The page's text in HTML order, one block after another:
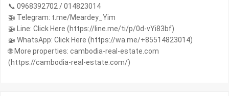
📞 0968392702 / 014823014
🚁 Telegram: t.me/Meardey_Yim
🚁 Line: Click Here (https://line.me/ti/p/0d-vYi83bf)
🚁 WhatsApp: Click Here (https://wa.me/+85514823014)
🌐 More properties: cambodia-real-estate.com
(https://cambodia-real-estate.com/)